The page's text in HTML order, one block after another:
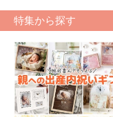
特集から探す